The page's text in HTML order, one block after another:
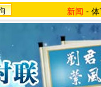
新闻 -